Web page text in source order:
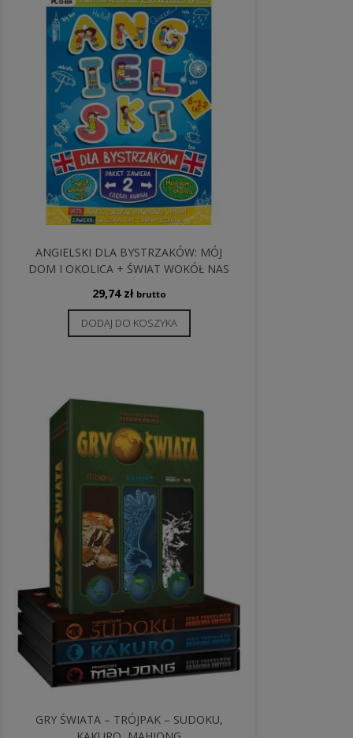
ANGIELSKI DLA BYSTRZAKÓW: MÓJ
DOM I OKOLICA + ŚWIAT WOKÓŁ NAS
29,74 zł brutto
DODAJ DO KOSZYKA
GRY ŚWIATA – TRÓJPAK – SUDOKU,